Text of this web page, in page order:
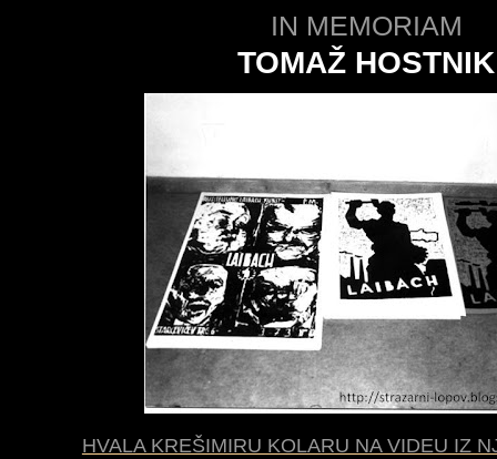
IN MEMORIAM
TOMAŽ HOSTNIK
HVALA KREŠIMIRU KOLARU NA VIDEU IZ